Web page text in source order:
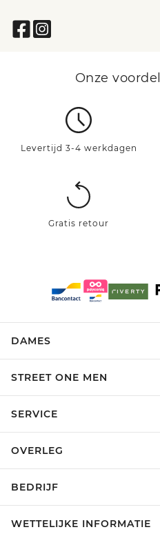
Onze
Levertijd 3-4 werkdagen
Gratis retour
DAMES
STREET ONE MEN
SERVICE
OVERLEG
BEDRIJF
WETTELIJKE INFORMATIE